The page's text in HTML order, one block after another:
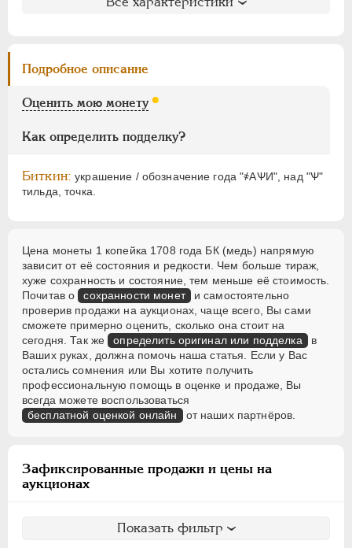
Дьяков: 169-5
ГМ: не вошла в описание
Брекке
Подробное описание
Оценить мою монету
Как определить подделку?
Биткин: украшение / обозначение года "҂АѰИ", над "Ѱ"
тильда, точка.
Цена монеты 1 копейка 1708 года БК (медь) напрямую
зависит от её состояния и редкости. Чем больше тираж,
хуже сохранность и состояние, тем меньше её стоимость.
Почитав о сохранности монет и самостоятельно
проверив продажи на аукционах, чаще всего, Вы сами
сможете примерно оценить, сколько она стоит на
сегодня. Так же определить оригинал или подделка в
Ваших руках, должна помочь наша статья. Если у Вас
остались сомнения или Вы хотите получить
профессиональную помощь в оценке и продаже, Вы
всегда можете воспользоваться
бесплатной оценкой онлайн от наших партнёров.
Зафиксированные продажи и цены на
аукционах
Показать фильтр
ВРЕМЕННОЕ ПРАВ.